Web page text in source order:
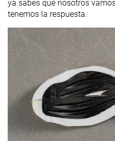
ya sabes que nosotros
tenemos la respuesta.